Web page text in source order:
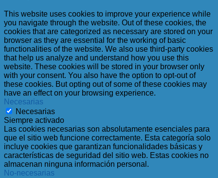
This website uses cookies to improve your experience while
you navigate through the website. Out of these cookies, the
cookies that are categorized as necessary are stored on your
browser as they are essential for the working of basic
functionalities of the website. We also use third-party cookies
that help us analyze and understand how you use this
website. These cookies will be stored in your browser only
with your consent. You also have the option to opt-out of
these cookies. But opting out of some of these cookies may
have an effect on your browsing experience.
Necesarias
Necesarias
Siempre activado
Las cookies necesarias son absolutamente esenciales para
que el sitio web funcione correctamente. Esta categoría solo
incluye cookies que garantizan funcionalidades básicas y
características de seguridad del sitio web. Estas cookies no
almacenan ninguna información personal.
No-necesarias